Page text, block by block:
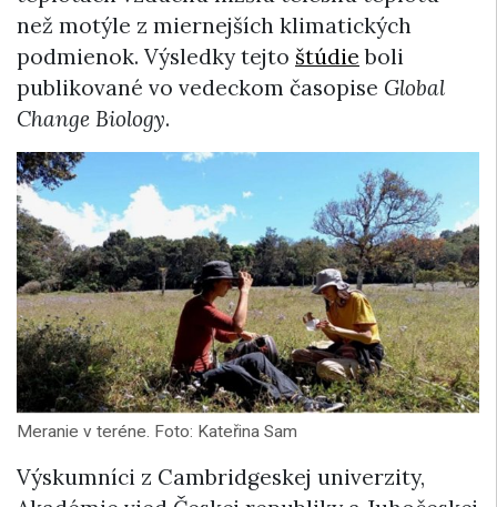
než motýle z miernejších klimatických
podmienok. Výsledky tejto štúdie boli
publikované vo vedeckom časopise Global
Change Biology.
Meranie v teréne. Foto: Kateřina Sam
Výskumníci z Cambridgeskej univerzity,